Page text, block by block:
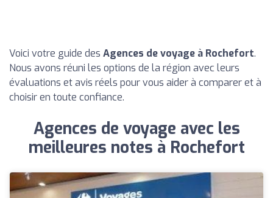
Voici votre guide des Agences de voyage à Rochefort.
Nous avons réuni les options de la région avec leurs
évaluations et avis réels pour vous aider à comparer et à
choisir en toute confiance.
Agences de voyage avec les
meilleures notes à Rochefort